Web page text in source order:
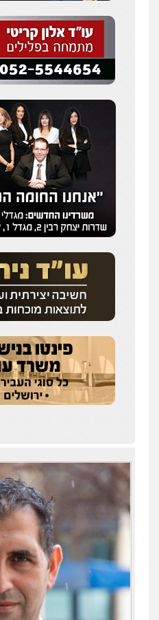
פלילי מעצרים
אסירים
0505216700
צבאי
0547342002
עו"ד אלון
פלילי כלכלי
0525544654
פלילי עבירות
עורכי דין
0546470989
עו"ד זוהר
פלילי פשיעה
קטינים
0538788878
עו"ד אסף
עו"ד שלי
משפט פלילי
וחקירות צבאי
0544218336
עו"ד שאדי
פלילי עורכי
0525556970